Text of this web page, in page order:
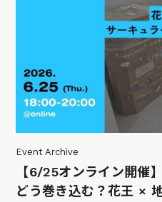
Event Archive
【6/25オンライン開
どう巻き込む？花王 ×